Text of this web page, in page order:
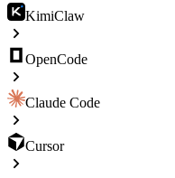
KimiClaw
OpenCode
Claude Code
Cursor